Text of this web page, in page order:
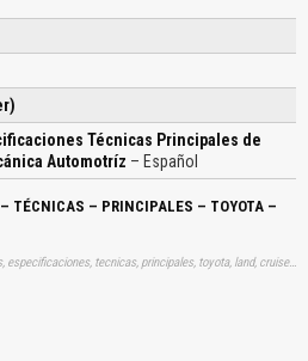
Técnicas Principales de
Automotríz – Español
TÉCNICAS – PRINCIPALES – TOYOTA –
Tags: manual, manuales, tecnico, manualitos, especificaciones, tecnicas, principales, toyota, land, cruiser, mecanica, automotriz, aprender, descargas